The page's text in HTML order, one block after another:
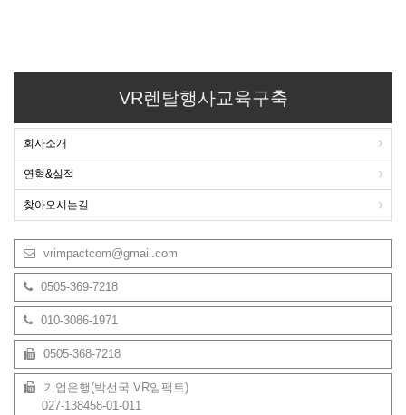
VR렌탈행사교육구축
회사소개
연혁&실적
찾아오시는길
vrimpactcom@gmail.com
0505-369-7218
010-3086-1971
0505-368-7218
기업은행(박선국 VR임팩트)
027-138458-01-011